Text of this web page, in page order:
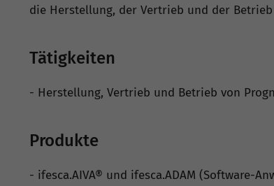
die Herstellung, der Vertrieb und der
Tätigkeiten
- Herstellung, Vertrieb und Betrieb von
Produkte
- ifesca.AIVA® und ifesca.ADAM (Software-